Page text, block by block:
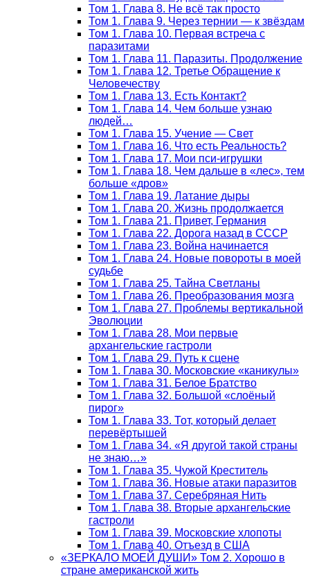
Том 1. Глава 8. Не всё так просто
Том 1. Глава 9. Через тернии — к звёздам
Том 1. Глава 10. Первая встреча с
паразитами
Том 1. Глава 11. Паразиты. Продолжение
Том 1. Глава 12. Третье Обращение к
Человечеству
Том 1. Глава 13. Есть Контакт?
Том 1. Глава 14. Чем больше узнаю
людей…
Том 1. Глава 15. Учение — Свет
Том 1. Глава 16. Что есть Реальность?
Том 1. Глава 17. Мои пси-игрушки
Том 1. Глава 18. Чем дальше в «лес», тем
больше «дров»
Том 1. Глава 19. Латание дыры
Том 1. Глава 20. Жизнь продолжается
Том 1. Глава 21. Привет, Германия
Том 1. Глава 22. Дорога назад в СССР
Том 1. Глава 23. Война начинается
Том 1. Глава 24. Новые повороты в моей
судьбе
Том 1. Глава 25. Тайна Светланы
Том 1. Глава 26. Преобразования мозга
Том 1. Глава 27. Проблемы вертикальной
Эволюции
Том 1. Глава 28. Мои первые
архангельские гастроли
Том 1. Глава 29. Путь к сцене
Том 1. Глава 30. Московские «каникулы»
Том 1. Глава 31. Белое Братство
Том 1. Глава 32. Большой «слоёный
пирог»
Том 1. Глава 33. Тот, который делает
перевёртышей
Том 1. Глава 34. «Я другой такой страны
не знаю…»
Том 1. Глава 35. Чужой Креститель
Том 1. Глава 36. Новые атаки паразитов
Том 1. Глава 37. Серебряная Нить
Том 1. Глава 38. Вторые архангельские
гастроли
Том 1. Глава 39. Московские хлопоты
Том 1. Глава 40. Отъезд в США
«ЗЕРКАЛО МОЕЙ ДУШИ» Том 2. Хорошо в
стране американской жить